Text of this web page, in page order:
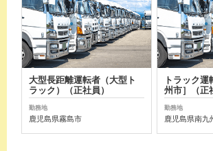
大型長距離運転者（大型ト
ラック）（正社員）
勤務地
鹿児島県霧島市
トラック
州市］（正
勤務地
鹿児島県南九